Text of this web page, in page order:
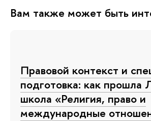
Вам также может быть
Правовой контекст и
подготовка: как прошла
школа «Религия, право и
международные